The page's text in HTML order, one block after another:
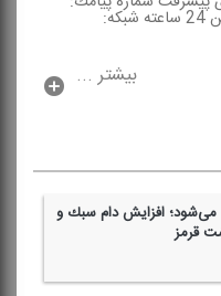
98300003637+ شماره تلفن 24 ساعته شبكه:
بیشتر ...
می‌شود؛ افزایش دام سبك و
قرمز